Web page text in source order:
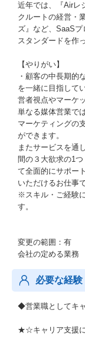
近年では、『Airレ
クルートの経営・
ズ』など、SaaS
スタンダードを作
【やりがい】
・顧客の中長期的
を一緒に目指して
営者視点やマーケ
単なる媒体営業で
マーケティングの
ができます。
またサービスを通
間の３大欲求の1
て全面的にサポー
いただけるお仕事で
※スキル・ご経験
す。
変更の範囲：有
会社の定める業務
必要な経験
◆営業職としてキ
★☆キャリア支援